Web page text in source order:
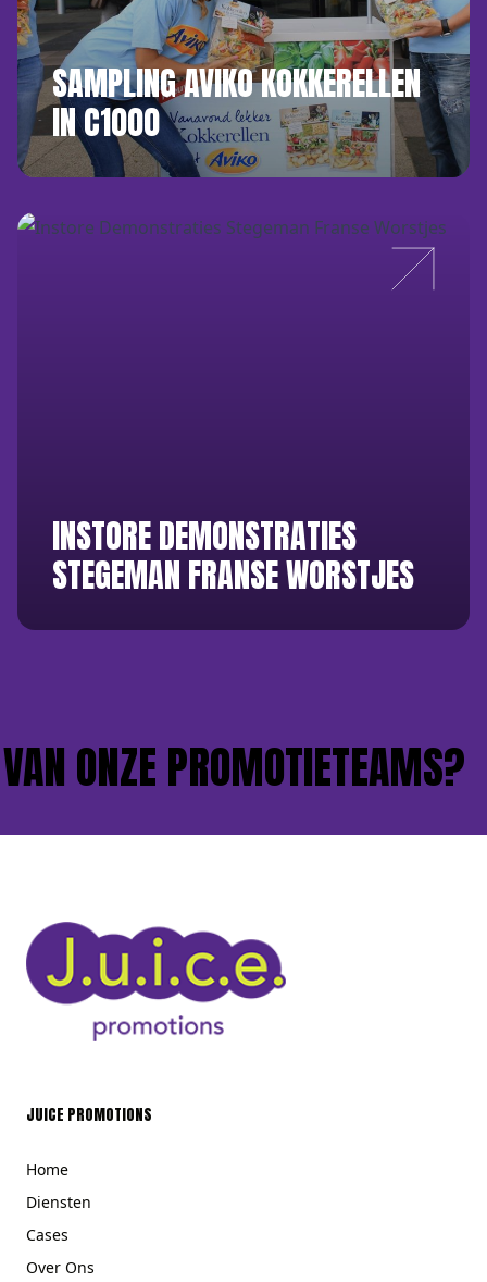
SAMPLING AVIKO KOKKERELLEN
IN C1000
INSTORE DEMONSTRATIES
STEGEMAN FRANSE WORSTJES
ONZE PROMOTIETEAMS?
JUICE PROMOTIONS
Home
Diensten
Cases
Over Ons